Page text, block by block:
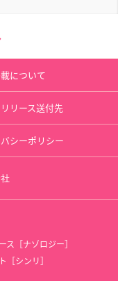
について
リース送付先
シーポリシー
ス［ナゾロジー］
［シンリ］